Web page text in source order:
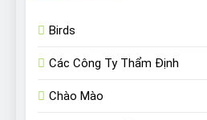
Birds
Các Công Ty Thẩm Định
Chào Mào